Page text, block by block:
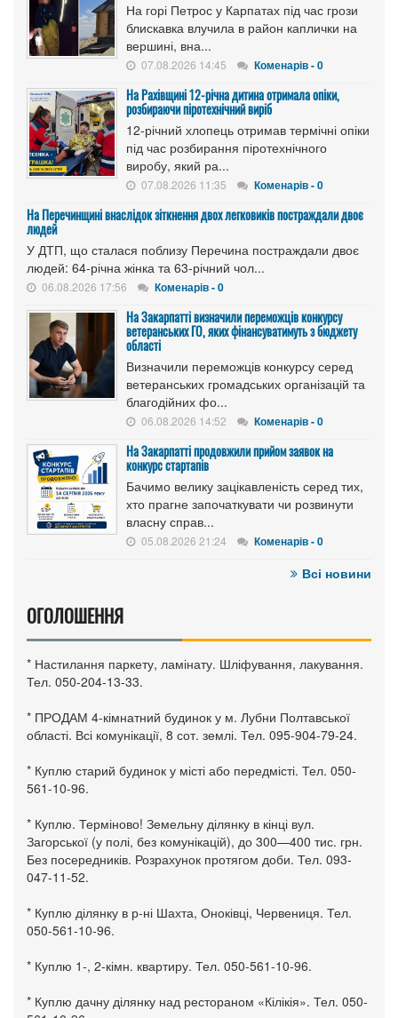
На горі Петрос у Карпатах під час грози
блискавка влучила в район каплички на
вершині, вна...
07.08.2026 14:45 Коменарів - 0
На Рахівщині 12-річна дитина отримала опіки,
розбираючи піротехнічний виріб
12-річний хлопець отримав термічні опіки
під час розбирання піротехнічного
виробу, який ра...
07.08.2026 11:35 Коменарів - 0
На Перечинщині внаслідок зіткнення двох легковиків постраждали двоє
людей
У ДТП, що сталася поблизу Перечина постраждали двоє
людей: 64-річна жінка та 63-річний чол...
06.08.2026 17:56 Коменарів - 0
На Закарпатті визначили переможців конкурсу
ветеранських ГО, яких фінансуватимуть з бюджету
області
Визначили переможців конкурсу серед
ветеранських громадських організацій та
благодійних фо...
06.08.2026 14:52 Коменарів - 0
На Закарпатті продовжили прийом заявок на
конкурс стартапів
Бачимо велику зацікавленість серед тих,
хто прагне започаткувати чи розвинути
власну справ...
05.08.2026 21:24 Коменарів - 0
Всі новини
ОГОЛОШЕННЯ
* Настилання паркету, ламінату. Шліфування, лакування.
Тел. 050-204-13-33.
* ПРОДАМ 4-кімнатний будинок у м. Лубни Полтавської
області. Всі комунікації, 8 сот. землі. Тел. 095-904-79-24.
* Куплю старий будинок у місті або передмісті. Тел. 050-
561-10-96.
* Куплю. Терміново! Земельну ділянку в кінці вул.
Загорської (у полі, без комунікацій), до 300—400 тис. грн.
Без посередників. Розрахунок протягом доби. Тел. 093-
047-11-52.
* Куплю ділянку в р-ні Шахта, Оноківці, Червениця. Тел.
050-561-10-96.
* Куплю 1-, 2-кімн. квартиру. Тел. 050-561-10-96.
* Куплю дачну ділянку над рестораном «Кілікія». Тел. 050-